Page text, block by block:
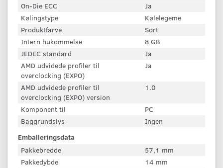
On-Die ECC
Ja
Kølingstype
Kølelegeme
Produktfarve
Sort
Intern hukommelse
8 GB
JEDEC standard
Ja
AMD udvidede profiler til
overclocking (EXPO)
Ja
AMD udvidede profiler til
overclocking (EXPO) version
1.0
Komponent til
PC
Baggrundslys
Ingen
Emballeringsdata
Pakkebredde
57,1 mm
Pakkedybde
14 mm